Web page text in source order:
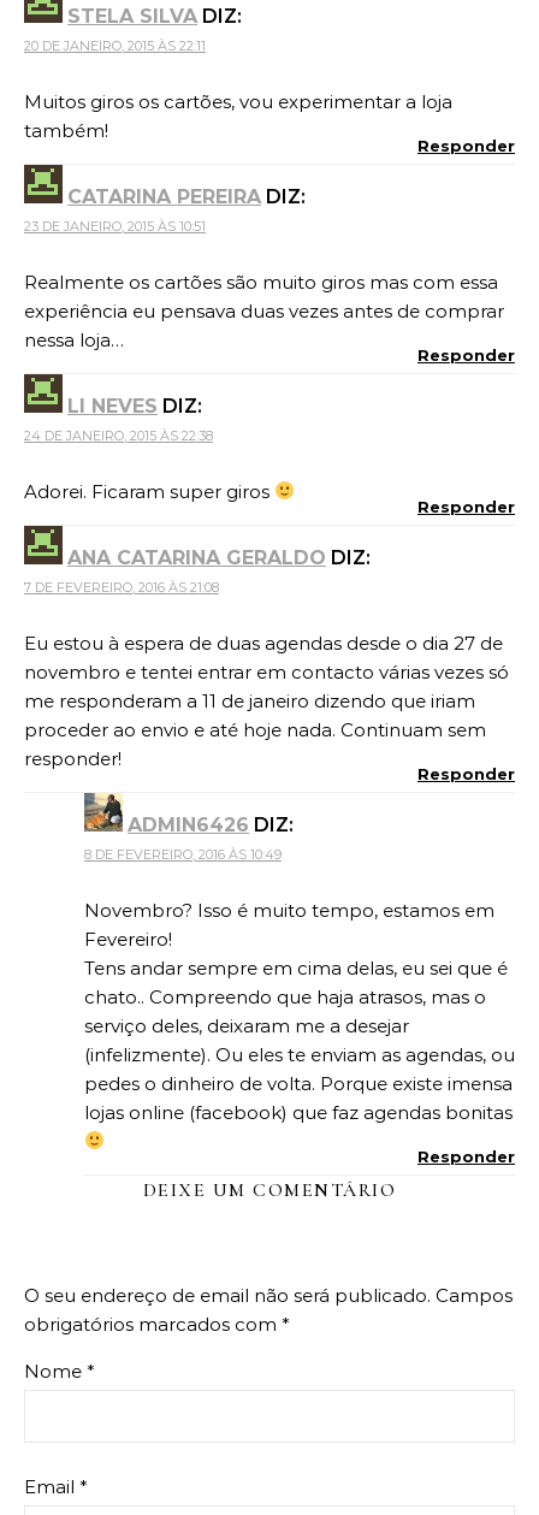
STELA SILVA DIZ:
20 DE JANEIRO, 2015 ÀS 22:11
Muitos giros os cartões, vou experimentar a loja
também!
Responder
CATARINA PEREIRA DIZ:
23 DE JANEIRO, 2015 ÀS 10:51
Realmente os cartões são muito giros mas com essa
experiência eu pensava duas vezes antes de comprar
nessa loja…
Responder
LI NEVES DIZ:
24 DE JANEIRO, 2015 ÀS 22:38
Adorei. Ficaram super giros
Responder
ANA CATARINA GERALDO DIZ:
7 DE FEVEREIRO, 2016 ÀS 21:08
Eu estou à espera de duas agendas desde o dia 27 de
novembro e tentei entrar em contacto várias vezes só
me responderam a 11 de janeiro dizendo que iriam
proceder ao envio e até hoje nada. Continuam sem
responder!
Responder
ADMIN6426 DIZ:
8 DE FEVEREIRO, 2016 ÀS 10:49
Novembro? Isso é muito tempo, estamos em
Fevereiro!
Tens andar sempre em cima delas, eu sei que é
chato.. Compreendo que haja atrasos, mas o
serviço deles, deixaram me a desejar
(infelizmente). Ou eles te enviam as agendas, ou
pedes o dinheiro de volta. Porque existe imensa
lojas online (facebook) que faz agendas bonitas
Responder
DEIXE UM COMENTÁRIO
O seu endereço de email não será publicado. Campos
obrigatórios marcados com *
Nome *
Email *